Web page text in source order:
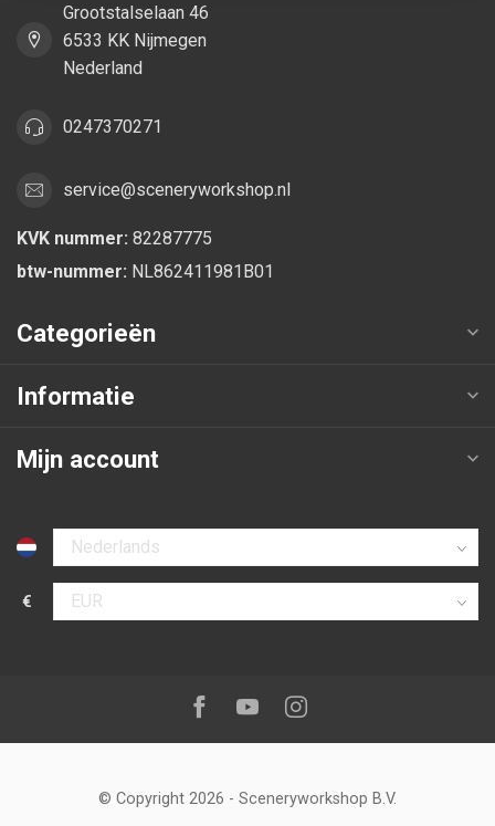
Grootstalselaan 46
6533 KK Nijmegen
Nederland
0247370271
service@sceneryworkshop.nl
KVK nummer: 82287775
btw-nummer: NL862411981B01
Categorieën
Informatie
Mijn account
Selecteer taal
€
Selecteer valuta
Volg ons op:Facebook
YoutubeInstagram
© Copyright 2026 - Sceneryworkshop B.V.